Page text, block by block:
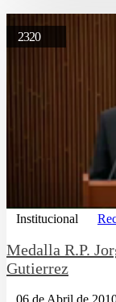
2320
Institucional
Medalla R.P.
Gutierrez
06 de Abril de